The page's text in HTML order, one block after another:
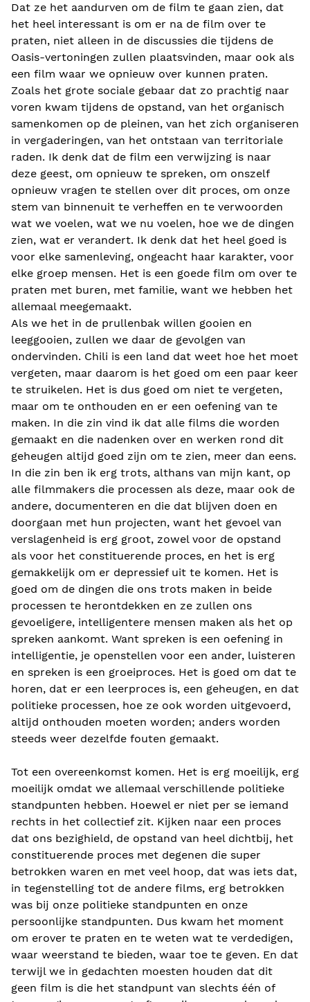
Dat ze het aandurven om de film te gaan zien, dat
het heel interessant is om er na de film over te
praten, niet alleen in de discussies die tijdens de
Oasis-vertoningen zullen plaatsvinden, maar ook als
een film waar we opnieuw over kunnen praten.
Zoals het grote sociale gebaar dat zo prachtig naar
voren kwam tijdens de opstand, van het organisch
samenkomen op de pleinen, van het zich organiseren
in vergaderingen, van het ontstaan van territoriale
raden. Ik denk dat de film een verwijzing is naar
deze geest, om opnieuw te spreken, om onszelf
opnieuw vragen te stellen over dit proces, om onze
stem van binnenuit te verheffen en te verwoorden
wat we voelen, wat we nu voelen, hoe we de dingen
zien, wat er verandert. Ik denk dat het heel goed is
voor elke samenleving, ongeacht haar karakter, voor
elke groep mensen. Het is een goede film om over te
praten met buren, met familie, want we hebben het
allemaal meegemaakt.
Als we het in de prullenbak willen gooien en
leeggooien, zullen we daar de gevolgen van
ondervinden. Chili is een land dat weet hoe het moet
vergeten, maar daarom is het goed om een paar keer
te struikelen. Het is dus goed om niet te vergeten,
maar om te onthouden en er een oefening van te
maken. In die zin vind ik dat alle films die worden
gemaakt en die nadenken over en werken rond dit
geheugen altijd goed zijn om te zien, meer dan eens.
In die zin ben ik erg trots, althans van mijn kant, op
alle filmmakers die processen als deze, maar ook de
andere, documenteren en die dat blijven doen en
doorgaan met hun projecten, want het gevoel van
verslagenheid is erg groot, zowel voor de opstand
als voor het constituerende proces, en het is erg
gemakkelijk om er depressief uit te komen. Het is
goed om de dingen die ons trots maken in beide
processen te herontdekken en ze zullen ons
gevoeligere, intelligentere mensen maken als het op
spreken aankomt. Want spreken is een oefening in
intelligentie, je openstellen voor een ander, luisteren
en spreken is een groeiproces. Het is goed om dat te
horen, dat er een leerproces is, een geheugen, en dat
politieke processen, hoe ze ook worden uitgevoerd,
altijd onthouden moeten worden; anders worden
steeds weer dezelfde fouten gemaakt.
Tot een overeenkomst komen. Het is erg moeilijk, erg
moeilijk omdat we allemaal verschillende politieke
standpunten hebben. Hoewel er niet per se iemand
rechts in het collectief zit. Kijken naar een proces
dat ons bezighield, de opstand van heel dichtbij, het
constituerende proces met degenen die super
betrokken waren en met veel hoop, dat was iets dat,
in tegenstelling tot de andere films, erg betrokken
was bij onze politieke standpunten en onze
persoonlijke standpunten. Dus kwam het moment
om erover te praten en te weten wat te verdedigen,
waar weerstand te bieden, waar toe te geven. En dat
terwijl we in gedachten moesten houden dat dit
geen film is die het standpunt van slechts één of